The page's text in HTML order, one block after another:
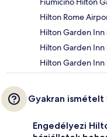
Hilton Rome
Hilton Garden
Hilton Garden
Hilton Garden
Gyakran ismételt
Engedélyezi